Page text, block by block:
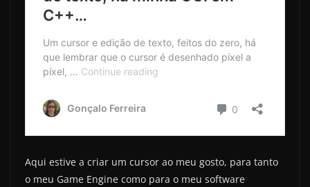
Aqui estive a criar um cursor ao meu gosto, para tanto
o meu Game Engine como para o meu software